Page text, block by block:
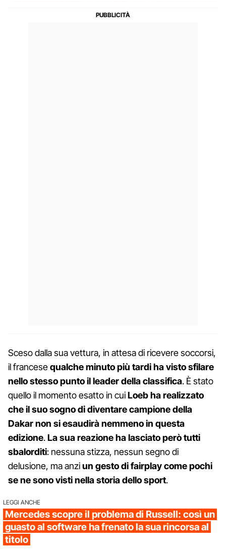
Sceso dalla sua vettura, in attesa di ricevere soccorsi,
il francesequalche minuto più tardi ha visto sfilare
nello stesso punto il leader della classifica. È stato
quello il momento esatto in cuiLoeb ha realizzato
che il suo sogno di diventare campione della
Dakar non si esaudirà nemmeno in questa
edizione.La sua reazione ha lasciato però tutti
sbalorditi: nessuna stizza, nessun segno di
delusione, ma anziun gesto di fairplay come pochi
se ne sono visti nella storia dello sport.
LEGGI ANCHE
Mercedes scopre il problema di Russell: così un
guasto al software ha frenato la sua rincorsa al
titolo